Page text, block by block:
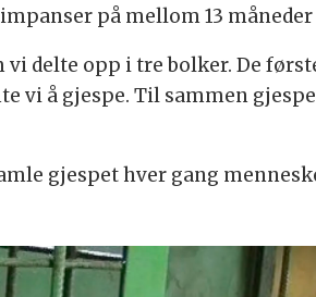
på mellom 13 måneder
delte opp i tre bolker. De
vi å gjespe. Til sammen
gjespet hver gang